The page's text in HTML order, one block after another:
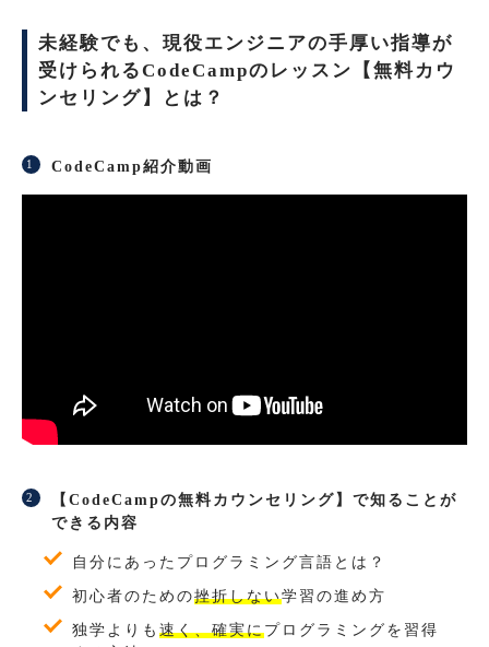
未経験でも、現役エンジニアの手厚い指導が
受けられるCodeCampのレッスン【無料カウ
ンセリング】とは？
CodeCamp紹介動画
【CodeCampの無料カウンセリング】で知ることが
できる内容
自分にあったプログラミング言語とは？
初心者のための挫折しない学習の進め方
独学よりも 速く、確実にプログラミングを習得